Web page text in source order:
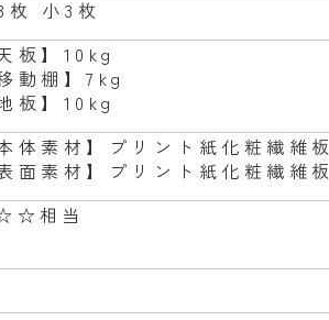
枚 小3枚
天板】10kg
移動棚】7kg
地板】10kg
本体素材】プリント紙化粧繊維板
表面素材】プリント紙化粧繊維板
相当